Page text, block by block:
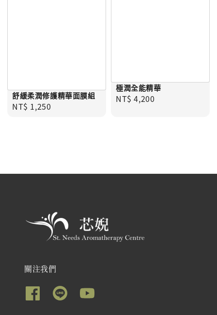
舒緩柔潤修護精華面膜組
Regular price
NT$ 1,250
極潤全能精華
Regular price
NT$ 4,200
關注我們